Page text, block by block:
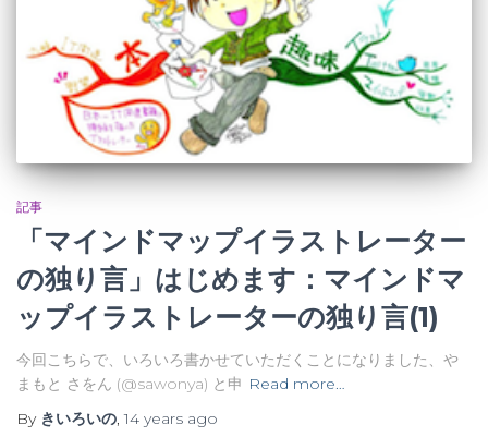
記事
「マインドマップイラストレーター
の独り言」はじめます：マインドマ
ップイラストレーターの独り言(1)
今回こちらで、いろいろ書かせていただくことになりました、や
まもと さをん (@sawonya) と申 Read more…
By きいろいの,14 years ago